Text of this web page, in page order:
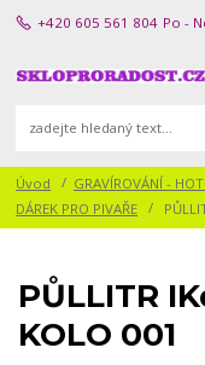
+420 605 561 804 Po -
Úvod GRAVÍROVÁNÍ -
DÁREK PRO PIVAŘE
PŮLLITR
KOLO 001